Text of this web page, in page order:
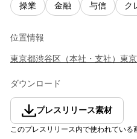
操業 金融 与信 ク
位置情報
東京都渋谷区 （本社・支社 ） 東
ダウンロード
プレスリリース素材
このプレスリリース内で使われてい